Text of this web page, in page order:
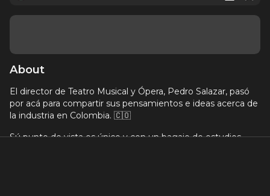
About
El director de Teatro Musical y Ópera, Pedro Salazar, pasó
por acá para compartir sus pensamientos e ideas acerca de
la industria en Colombia. 🇨🇴
Sú punto de vista es único y con un bagaje de estudios